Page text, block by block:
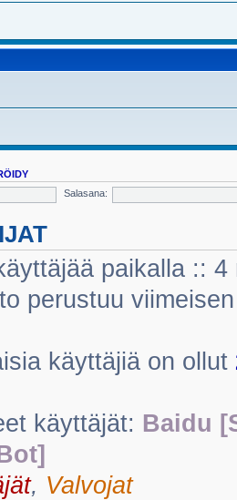
Salasana:
paikalla ::
perustuu
käyttäjiä on ollut
käyttäjät: Baidu
, Valvojat